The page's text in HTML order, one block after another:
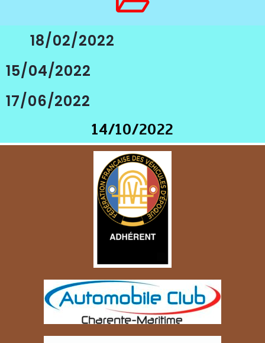
18/02/2022
15/04/2022
17/06/2022
14/10/2022